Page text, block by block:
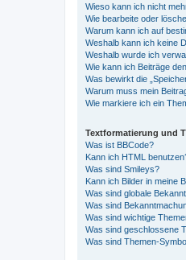
Wieso kann ich nicht
Wie bearbeite oder
Warum kann ich auf
Weshalb kann ich keine
Weshalb wurde ich
Wie kann ich Beiträge
Was bewirkt die
Warum muss mein
Wie markiere ich ein
Textformatierung und
Was ist BBCode?
Kann ich HTML
Was sind Smileys?
Kann ich Bilder in meine
Was sind globale
Was sind
Was sind wichtige
Was sind geschlossene
Was sind Themen-